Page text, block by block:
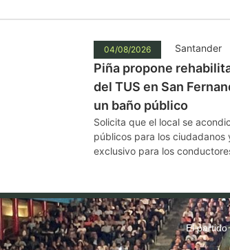
04/08/2026 Santander
Piña propone
del TUS en San
un baño público
Solicita que el local se
públicos para los ciudadanos
exclusivo para los
El partido